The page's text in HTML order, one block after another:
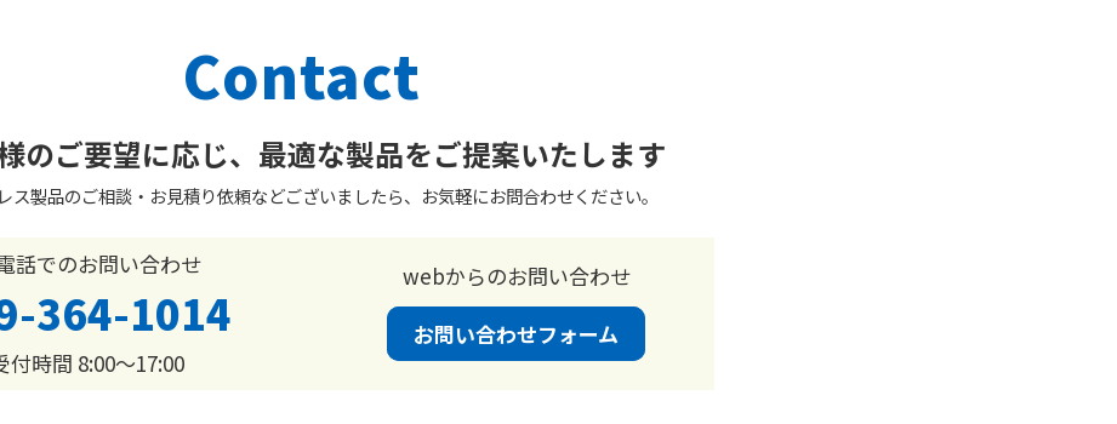
Contact
のご要望に応じ、 最適な製品をご提案いたします
ス製品のご相談・お見積り依頼などございましたら、お気軽にお問合わせください。
話でのお問い合わせ
364-1014
付時間 8:00〜17:00
webからのお問い合わせ
お問い合わせフォーム